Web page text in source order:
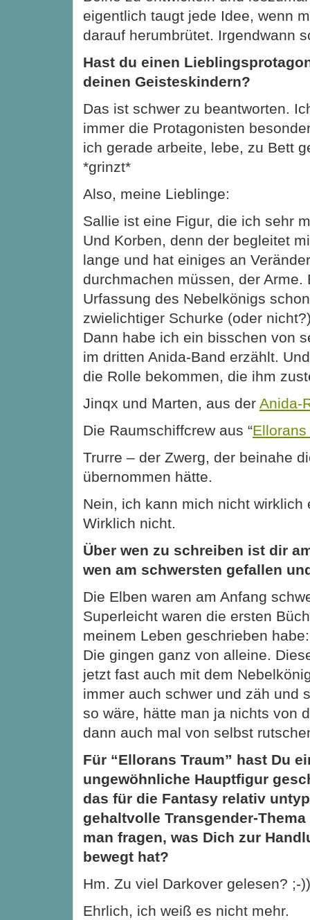
eigentlich taugt jede Idee, wenn
darauf herumbrütet. Irgendwann
Hast du einen
deinen Geisteskindern?
Das ist schwer zu beantworten.
immer die Protagonisten
ich gerade arbeite, lebe, zu Bett
*grinzt*
Also, meine Lieblinge:
Sallie ist eine Figur, die ich sehr
Und Korben, denn der begleitet
lange und hat einiges an
durchmachen müssen, der Arme.
Urfassung des Nebelkönigs
zwielichtiger Schurke (oder
Dann habe ich ein bisschen von
im dritten Anida-Band erzählt.
die Rolle bekommen, die ihm
Jinqx und Marten, aus der Anida-
Die Raumschiffcrew aus “
Trurre – der Zwerg, der beinahe
übernommen hätte.
Nein, ich kann mich nicht wirklich
Wirklich nicht.
Über wen zu schreiben ist dir
wen am schwersten gefallen
Die Elben waren am Anfang
Superleicht waren die ersten
meinem Leben geschrieben
Die gingen ganz von alleine.
jetzt fast auch mit dem
immer auch schwer und zäh und
so wäre, hätte man ja nichts von
dann auch mal von selbst
Für “Ellorans Traum” hast Du
ungewöhnliche Hauptfigur
das für die Fantasy relativ
gehaltvolle Transgender-
man fragen, was Dich zur
bewegt hat?
Hm. Zu viel Darkover gelesen? ;-
Ehrlich, ich weiß es nicht mehr.